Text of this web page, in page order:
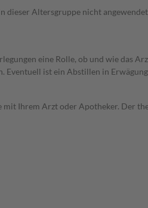
dieser Altersgruppe nicht
eine Rolle, ob und wie das
ist ein Abstillen in Erwägung
Ihrem Arzt oder Apotheker. Der